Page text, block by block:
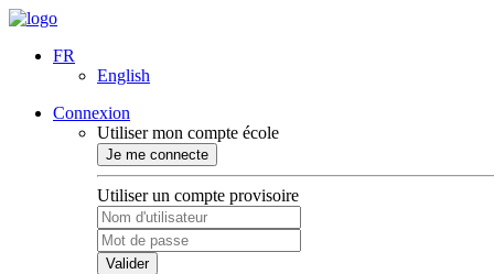
FR
English
Connexion
Utiliser mon compte école
Je me connecte
Utiliser un compte provisoire
Valider